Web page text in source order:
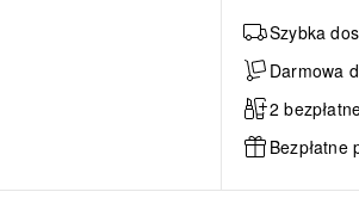
Szybka
Darmowa
2
Bezpłatne